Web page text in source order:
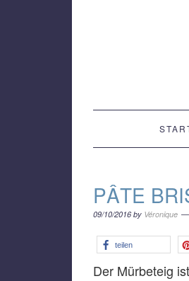
PÂTE
09/10/2016 by Véronique
teilen
Der Mürbeteig